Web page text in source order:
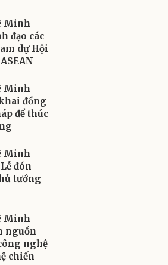
Minh
đạo các
dự Hội
Minh
đồng
để thúc
Minh
đón
tướng
Minh
nguồn
nghệ
chiến